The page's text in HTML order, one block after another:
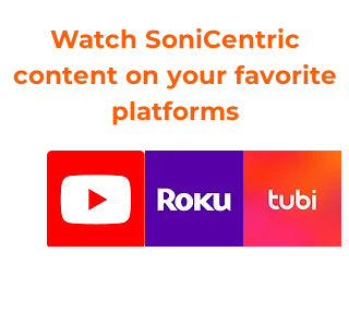
Watch SoniCentric
content on your favorite
platforms